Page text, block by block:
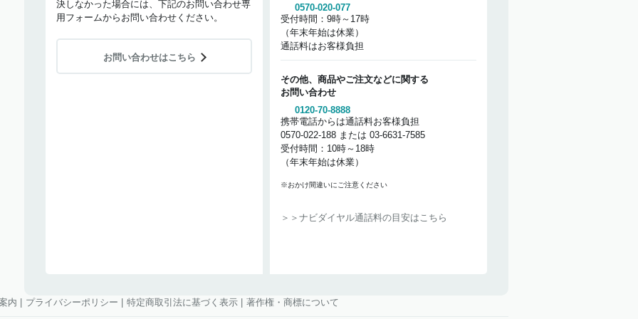
決しなかった場合には、下記のお問い合わせ専
用フォームからお問い合わせください。
お問い合わせはこちら
0570-020-077
受付時間：9時～17時
（年末年始は休業）
通話料はお客様負担
その他、商品やご注文などに関する
お問い合わせ
0120-70-8888
携帯電話からは通話料お客様負担
0570-022-188 または 03-6631-7585
受付時間：10時～18時
（年末年始は休業）
※おかけ間違いにご注意ください
＞＞ナビダイヤル通話料の目安はこちら
内 プライバシーポリシー 特定商取引法に基づく表示 著作権・商標について